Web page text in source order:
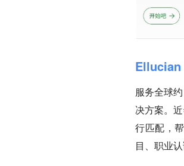
Ellucian
服务全球
决方案。
行匹配，
目、职业